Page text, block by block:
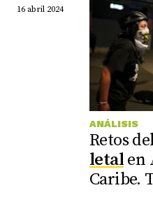
16 abril 2024
ANÁLISIS
Retos
letal en
Caribe.